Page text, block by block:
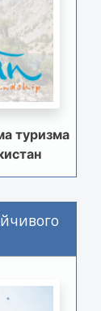
туризма